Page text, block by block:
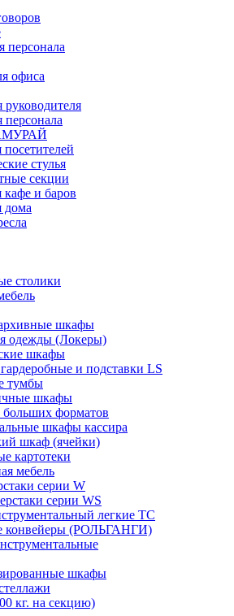
персонала
офиса
руководителя
персонала
посетителей
стулья
секции
кафе и баров
дома
столики
шкафы
одежды (Локеры)
шкафы
и подставки LS
тумбы
шкафы
больших форматов
шкафы кассира
шкаф (ячейки)
картотеки
мебель
серии W
серии WS
легкие ТС
конвейеры (РОЛЬГАНГИ)
шкафы
кг. на секцию)